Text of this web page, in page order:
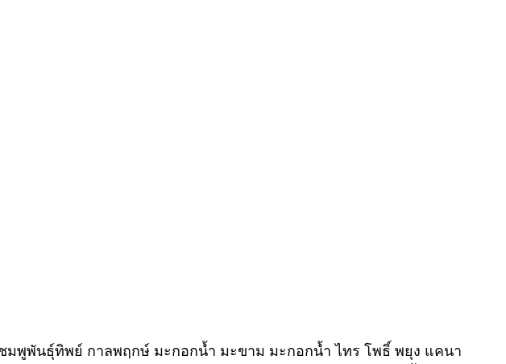
พูพันธุ์ทิพย์ กาลพฤกษ์ มะกอกน้ำ มะขาม มะกอกน้ำ ไทร โพธิ์ พยุง แคนา